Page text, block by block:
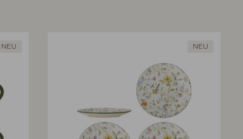
NEU NEU